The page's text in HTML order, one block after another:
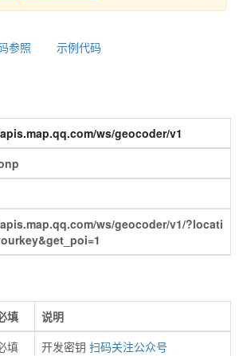
参照 示例代码
ws/geocoder/v1
ws/geocoder/v1/?locati
填
说明
填 开发密钥 扫码关注公众号